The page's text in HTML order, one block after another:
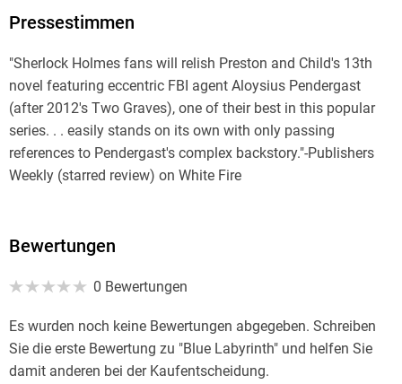
Graves, and Gideon's Corpse. In addition to his novels,
Preston writes about archaeology for the New Yorker and
Smithsonian magazines. Lincoln Child is a former book
editor who has published five novels of his own, including
the huge bestseller Deep Storm.
Readers can sign up for The Pendergast File, a monthly
"strangely entertaining note" from the authors, at their
Pressestimmen
"Sherlock Holmes fans will relish Preston and Child's 13th
novel featuring eccentric FBI agent Aloysius Pendergast
(after 2012's Two Graves), one of their best in this popular
series. . . easily stands on its own with only passing
references to Pendergast's complex backstory."-Publishers
Weekly (starred review) on White Fire
Bewertungen
0 Bewertungen
Es wurden noch keine Bewertungen abgegeben. Schreiben
Sie die erste Bewertung zu "Blue Labyrinth" und helfen Sie
damit anderen bei der Kaufentscheidung.